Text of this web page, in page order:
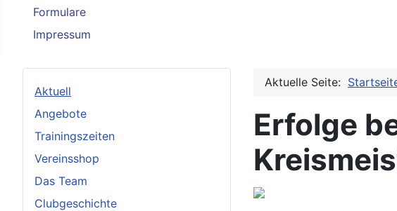
Formulare
Impressum
Aktuell
Angebote
Trainingszeiten
Vereinsshop
Das Team
Clubgeschichte
Aktuelle Seite:
Erfolge